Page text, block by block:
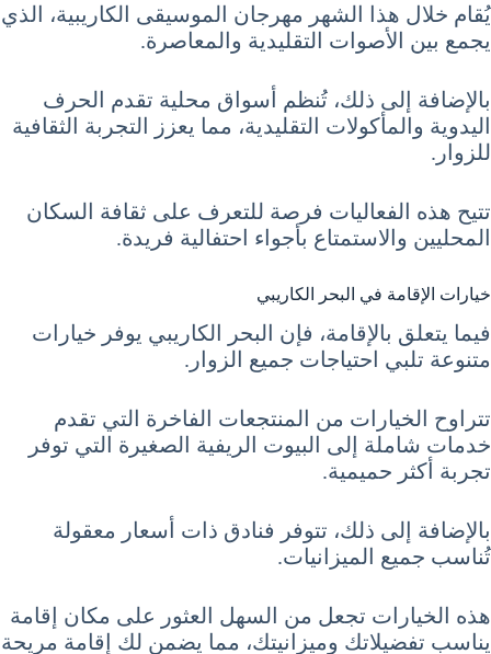
يُقام خلال هذا الشهر مهرجان الموسيقى الكاريبية، الذي
يجمع بين الأصوات التقليدية والمعاصرة.
بالإضافة إلى ذلك، تُنظم أسواق محلية تقدم الحرف
اليدوية والمأكولات التقليدية، مما يعزز التجربة الثقافية
للزوار.
تتيح هذه الفعاليات فرصة للتعرف على ثقافة السكان
المحليين والاستمتاع بأجواء احتفالية فريدة.
خيارات الإقامة في البحر الكاريبي
فيما يتعلق بالإقامة، فإن البحر الكاريبي يوفر خيارات
متنوعة تلبي احتياجات جميع الزوار.
تتراوح الخيارات من المنتجعات الفاخرة التي تقدم
خدمات شاملة إلى البيوت الريفية الصغيرة التي توفر
تجربة أكثر حميمية.
بالإضافة إلى ذلك، تتوفر فنادق ذات أسعار معقولة
تُناسب جميع الميزانيات.
هذه الخيارات تجعل من السهل العثور على مكان إقامة
يناسب تفضيلاتك وميزانيتك، مما يضمن لك إقامة مريحة